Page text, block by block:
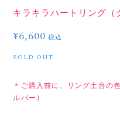
キラキラハートリング（
¥6,600 税込
SOLD OUT
＊ご購入前に、リング土台の
ルバー）